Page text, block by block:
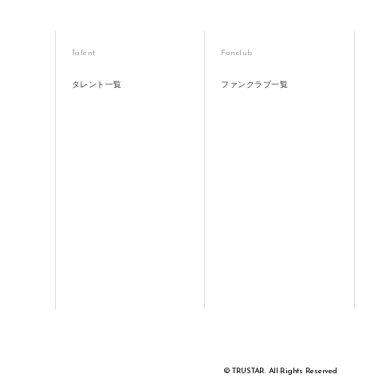
Talent
タレント一覧
Fanclub
ファンクラブ一覧
© TRUSTAR. All Rights Reserved